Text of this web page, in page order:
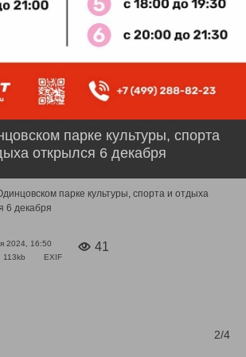
парке культуры, спорта и отдыха
6 декабря
2024, 16:50
113kb
EXIF
41
2/4
парке культуры, спорта
открылся 6 декабря